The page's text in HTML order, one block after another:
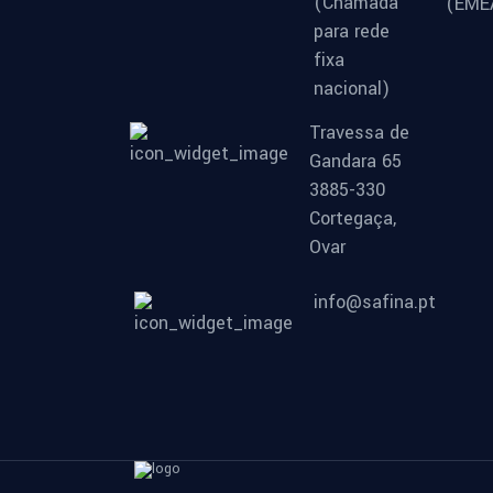
para rede
fixa
nacional)
Travessa de
Gandara 65
3885-330
Cortegaça,
Ovar
info@safina.pt